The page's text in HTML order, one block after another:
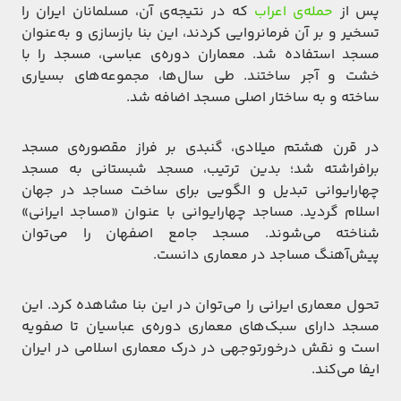
پس از حمله‌ی اعراب که در نتیجه‌ی آن، مسلمانان ایران را
تسخیر و بر آن فرمانروایی کردند، این بنا بازسازی و به‌عنوان
مسجد استفاده شد. معماران دوره‌ی عباسی، مسجد را با
خشت و آجر ساختند. طی سال‌ها، مجموعه‌های بسیاری
ساخته و به ساختار اصلی مسجد اضافه شد.
در قرن هشتم میلادی، گنبدی بر فراز مقصوره‌ی مسجد
برافراشته شد؛ بدین ترتیب، مسجد شبستانی به مسجد
چهارایوانی تبدیل و الگویی برای ساخت مساجد در جهان
اسلام گردید. مساجد چهارایوانی با عنوان «مساجد ایرانی»
شناخته می‌شوند. مسجد جامع اصفهان را می‌توان
پیش‌آهنگ مساجد در معماری دانست.
تحول معماری ایرانی را می‌توان در این بنا مشاهده کرد. این
مسجد دارای سبک‌های معماری دوره‌ی عباسیان تا صفویه
است و نقش درخورتوجهی در درک معماری اسلامی در ایران
ایفا می‌کند.